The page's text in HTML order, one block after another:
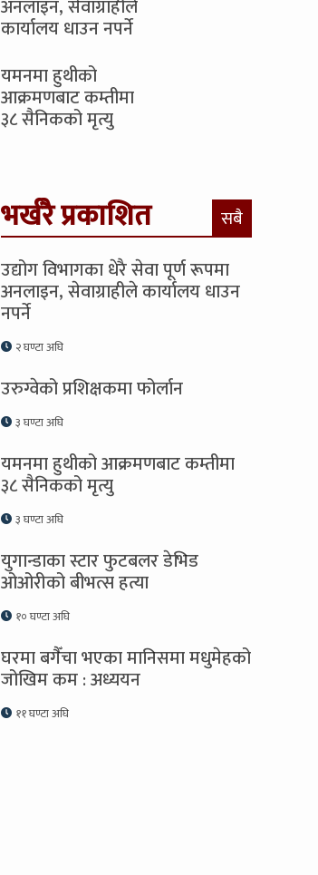
अनलाइन, सेवाग्राहीले
कार्यालय धाउन नपर्ने
यमनमा हुथीको
आक्रमणबाट कम्तीमा
३८ सैनिकको मृत्यु
भर्खरै प्रकाशित सबै
उद्योग विभागका धेरै सेवा पूर्ण रूपमा
अनलाइन, सेवाग्राहीले कार्यालय धाउन
नपर्ने
२ घण्टा अघि
उरुग्वेको प्रशिक्षकमा फोर्लान
३ घण्टा अघि
यमनमा हुथीको आक्रमणबाट कम्तीमा
३८ सैनिकको मृत्यु
३ घण्टा अघि
युगान्डाका स्टार फुटबलर डेभिड
ओओरीको बीभत्स हत्या
१० घण्टा अघि
घरमा बगैँचा भएका मानिसमा मधुमेहको
जोखिम कम : अध्ययन
११ घण्टा अघि